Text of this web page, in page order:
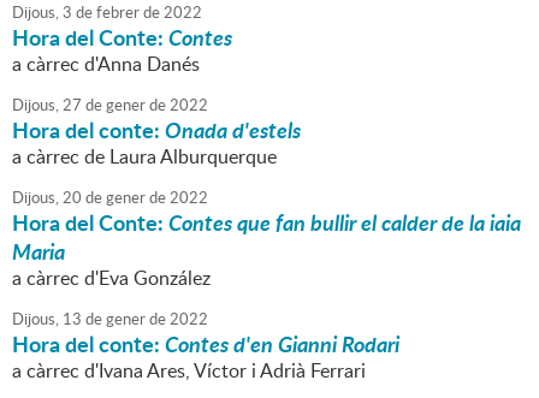
Dijous,3 defebrerde2022
Hora del Conte:Contes
a càrrec d'Anna Danés
Dijous,27 degenerde2022
Hora del conte:Onada d'estels
a càrrec de Laura Alburquerque
Dijous,20 degenerde2022
Hora del Conte:Contes que fan bullir el calder de la iaia
Maria
a càrrec d'Eva González
Dijous, 13 degenerde2022
Hora del conte:Contes d'en Gianni Rodari
a càrrec d'Ivana Ares, Víctor i Adrià Ferrari